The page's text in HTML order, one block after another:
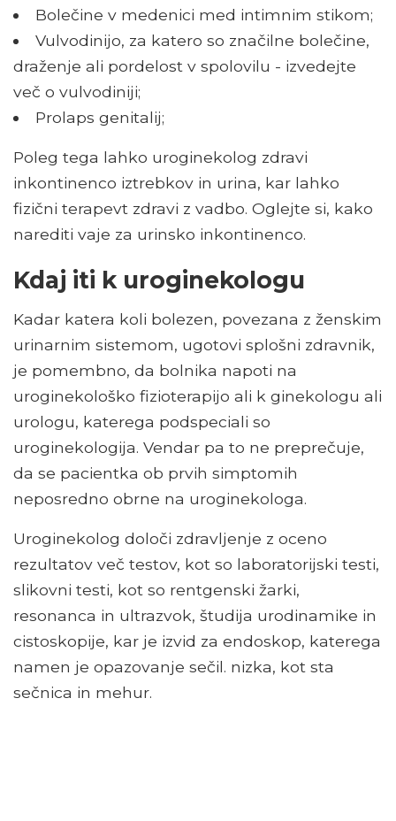
Bolečine v medenici med intimnim stikom;
Vulvodinijo, za katero so značilne bolečine,
draženje ali pordelost v spolovilu - izvedejte
več o vulvodiniji;
Prolaps genitalij;
Poleg tega lahko uroginekolog zdravi
inkontinenco iztrebkov in urina, kar lahko
fizični terapevt zdravi z vadbo. Oglejte si, kako
narediti vaje za urinsko inkontinenco.
Kdaj iti k uroginekologu
Kadar katera koli bolezen, povezana z ženskim
urinarnim sistemom, ugotovi splošni zdravnik,
je pomembno, da bolnika napoti na
uroginekološko fizioterapijo ali k ginekologu ali
urologu, katerega podspeciali so
uroginekologija. Vendar pa to ne preprečuje,
da se pacientka ob prvih simptomih
neposredno obrne na uroginekologa.
Uroginekolog določi zdravljenje z oceno
rezultatov več testov, kot so laboratorijski testi,
slikovni testi, kot so rentgenski žarki,
resonanca in ultrazvok, študija urodinamike in
cistoskopije, kar je izvid za endoskop, katerega
namen je opazovanje sečil. nizka, kot sta
sečnica in mehur.